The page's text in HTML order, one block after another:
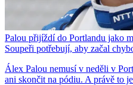
Palou přijíždí do Portlandu jako
Soupeři potřebují, aby začal
Álex Palou nemusí v neděli v
ani skončit na pódiu. A právě to